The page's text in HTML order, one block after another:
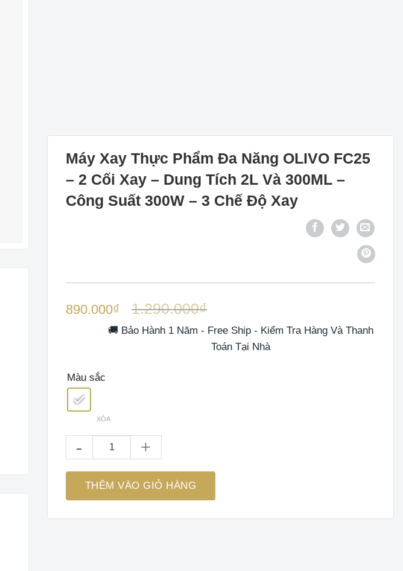
Máy Xay Thực Phẩm Đa Năng OLIVO FC25
– 2 Cối Xay – Dung Tích 2L Và 300ML –
Công Suất 300W – 3 Chế Độ Xay
1.290.000₫
gốc
1.290.000₫.
890.000₫
hiện
🚚 Bảo Hành 1 Năm - Free Ship - Kiểm Tra Hàng Và Thanh
Toán Tại Nhà
Màu sắc
XÓA
Máy Xay Thực Phẩm Đa Năng OLIVO FC25 - 2 Cối Xay - Dung Tích 2L Và 300ML
THÊM VÀO GIỎ HÀNG